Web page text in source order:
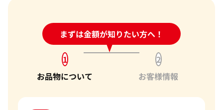
まずは金額が知りたい方へ！
24時間受付中!問い合わせフォーム
1
お品物について
2
お客様情報